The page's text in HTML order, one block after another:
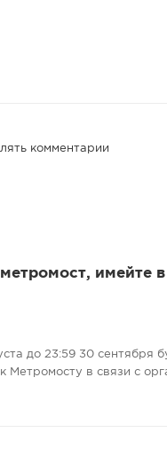
комментарии
имейте
до 23:59 30 сентября
Метромосту в связи с